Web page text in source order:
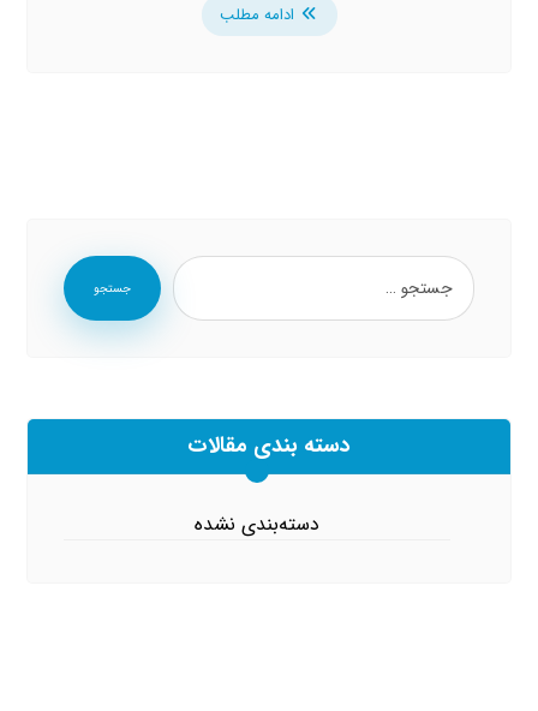
ادامه مطلب
جستجو
دسته بندی مقالات
دسته‌بندی نشده